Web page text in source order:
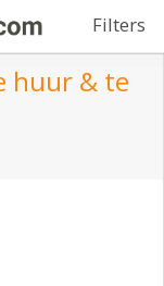
Filters
huur & te